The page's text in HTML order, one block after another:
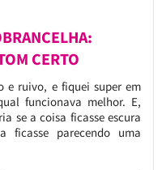
CERTO
e ruivo, e fiquei super em
funcionava melhor. E,
se a coisa ficasse escura
ficasse parecendo uma